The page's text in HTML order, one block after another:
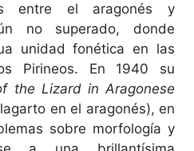
entre el aragonés y
no superado, donde
unidad fonética en las
Pirineos. En 1940 su
the Lizard in Aragonese
en el aragonés), en
sobre morfología y